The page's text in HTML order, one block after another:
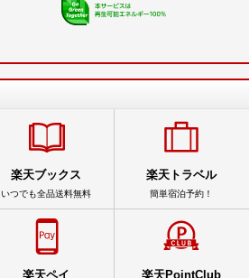
楽天ブックス
いつでも全品送料無料
楽天トラベル
簡単宿泊予約！
楽天ペイ 楽天PointClub